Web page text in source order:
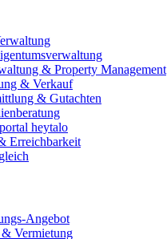
& Property Management
& Verkauf
& Gutachten
heytalo
Erreichbarkeit
Angebot
Vermietung